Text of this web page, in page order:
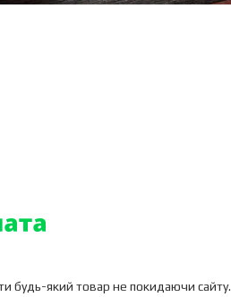
будь-який товар не покидаючи сайту.